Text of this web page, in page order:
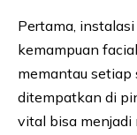
Pertama,
kemampuan
memantau setiap
ditempatkan di
vital bisa menjadi